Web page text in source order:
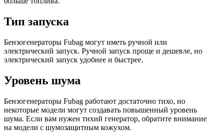
Тип запуска
Бензогенераторы Fubag могут иметь ручной или
электрический запуск. Ручной запуск проще и дешевле, но
электрический запуск удобнее и быстрее.
Уровень шума
Бензогенераторы Fubag работают достаточно тихо, но
некоторые модели могут создавать повышенный уровень
шума. Если вам нужен тихий генератор, обратите внимание
на модели с шумозащитным кожухом.